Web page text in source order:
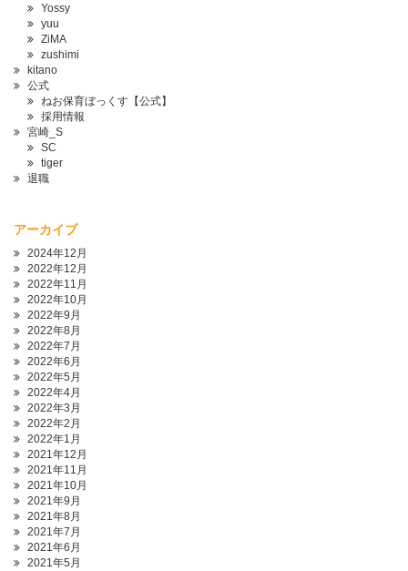
Yossy
yuu
ZiMA
zushimi
kitano
公式
ねお保育ぼっくす【公式】
採用情報
宮崎_S
SC
tiger
退職
アーカイブ
2024年12月
2022年12月
2022年11月
2022年10月
2022年9月
2022年8月
2022年7月
2022年6月
2022年5月
2022年4月
2022年3月
2022年2月
2022年1月
2021年12月
2021年11月
2021年10月
2021年9月
2021年8月
2021年7月
2021年6月
2021年5月